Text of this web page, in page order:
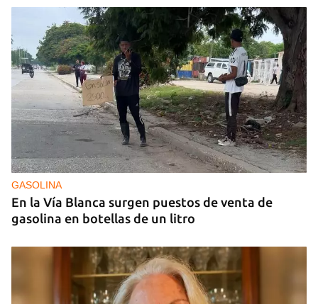
GUERRA
Ucrania ataca otro centro logístico del Amazon
ruso, esta vez en los Urales
GASOLINA
En la Vía Blanca surgen puestos de venta de
gasolina en botellas de un litro